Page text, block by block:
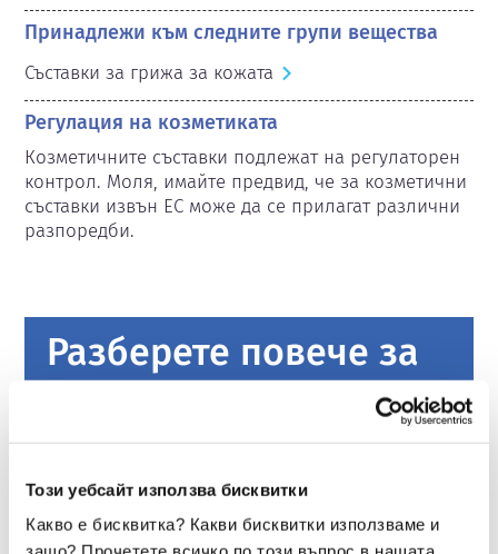
Този уебсайт използва бисквитки
Какво е бисквитка? Какви бисквитки използваме и
Принадлежи към следните групи вещества
Съставки за грижа за кожата
Регулация на козметиката
Козметичните съставки подлежат на регулаторен
контрол. Моля, имайте предвид, че за козметични
съставки извън ЕС може да се прилагат различни
разпоредби.
Разберете повече за
вашата козметика
козметиката в Европа?
и продуктите за лична хигиена, продавани